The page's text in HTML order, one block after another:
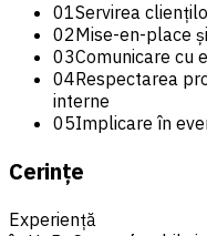
01Servirea
02Mise-en-place
03Comunicare cu
04Respectarea
interne
05Implicare în
Cerințe
Experiență